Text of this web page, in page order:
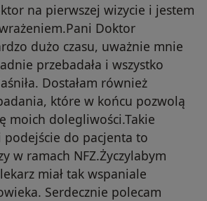
na pierwszej wizycie i jestem
Doktor
dużo czasu, uważnie mnie
przebadała i wszystko
Dostałam również
które w końcu pozwolą
moich dolegliwości.Takie
podejście do pacjenta to
w ramach NFZ.Życzylabym
miał tak wspaniale
Serdecznie polecam